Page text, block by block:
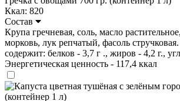
Ккал: 820
Состав
Крупа гречневая, соль, масло
морковь, лук репчатый, фасоль
содержит: белков - 3,7 г ., жиров - 4,2 г.,
Энергетическая ценность - 117,4 ккал